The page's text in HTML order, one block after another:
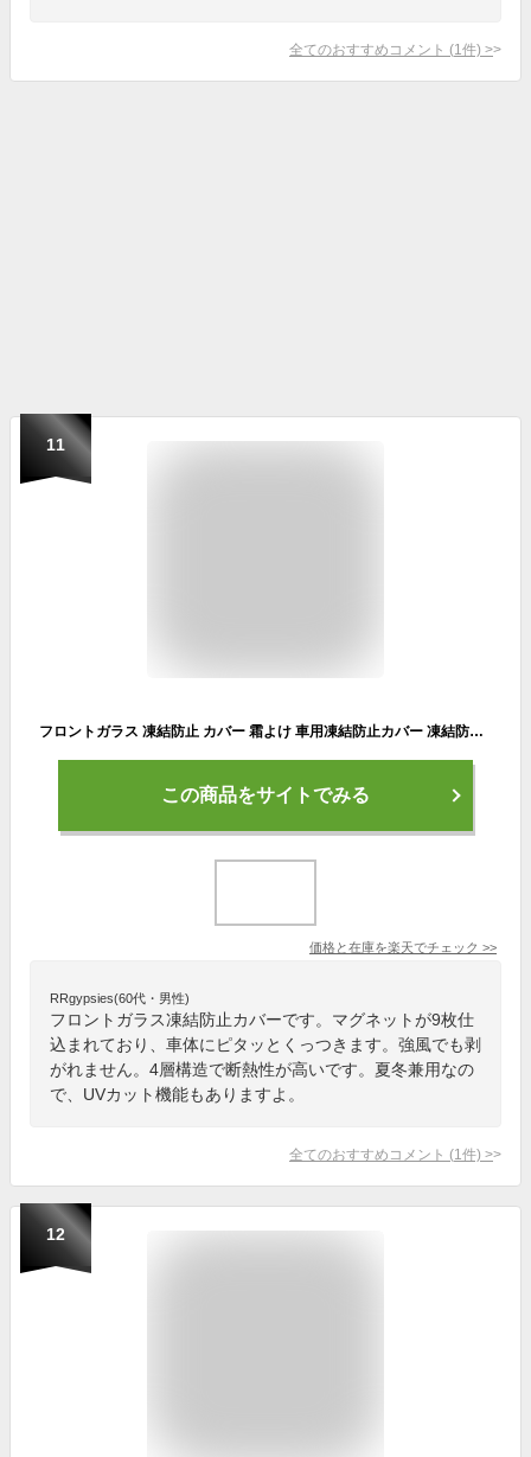
全てのおすすめコメント (1 件) >
11
フロントガラス 凍結防止 カバー 霜よけ 車用凍結防止カバー 凍結防止シート サンシェード 内臓磁石9枚 車用 日焼け防止 日よけ 遮光 車中泊 夏冬兼用 軽自動車 SUV 普通車 UVカット 冬 雪 寒波 カー用品 視界 簡単 便利 グッズ TIKEBOUS
この商品をサイトでみる
価格と在庫を楽天でチェック >>
RRgypsies(60代・男性)
フロントガラス凍結防止カバーです。マグネットが9枚仕
込まれており、車体にピタッとくっつきます。強風でも剥
がれません。4層構造で断熱性が高いです。夏冬兼用なの
で、UVカット機能もありますよ。
全てのおすすめコメント (1 件) >
12